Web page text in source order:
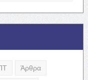
Άρθρα